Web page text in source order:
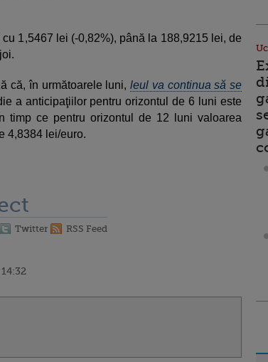
1,5467 lei (-0,82%), până la 188,9215 lei, de
că, în următoarele luni, leul va continua să se
a anticipaţiilor pentru orizontul de 6 luni este
timp ce pentru orizontul de 12 luni valoarea
4,8384 lei/euro.
Twitter RSS Feed